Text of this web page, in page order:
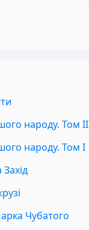
народу. Том II
народу. Том I
Чубатого